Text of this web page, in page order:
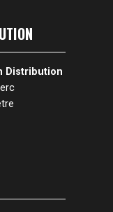
Distribution